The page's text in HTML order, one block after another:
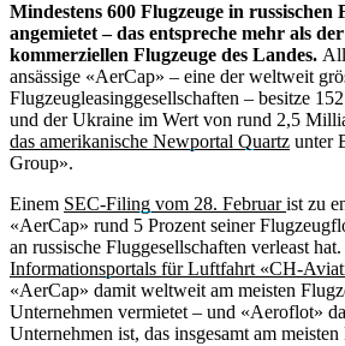
Mindestens 600 Flugzeuge in russischen
angemietet – das entspreche mehr als
kommerziellen Flugzeuge des Landes.
ansässige «AerCap» – eine der weltweit
Flugzeugleasinggesellschaften – besitze
und der Ukraine im Wert von rund 2,5
das amerikanische Newportal Quartz unter
Group».
Einem SEC-Filing vom 28. Februarist zu
«AerCap» rund 5 Prozent seiner
an russische Fluggesellschaften verleast hat.
Informationsportals für Luftfahrt «CH-
«AerCap» damit weltweit am meisten
Unternehmen vermietet – und «Aeroflot»
Unternehmen ist, das insgesamt am